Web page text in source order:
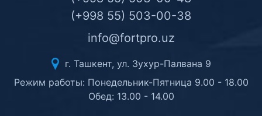
(+998 55) 503-00-38
info@fortpro.uz
г. Ташкент, ул. Зухур-Палвана 9
Режим работы: Понедельник-Пятница 9.00 - 18.00
Обед: 13.00 - 14.00